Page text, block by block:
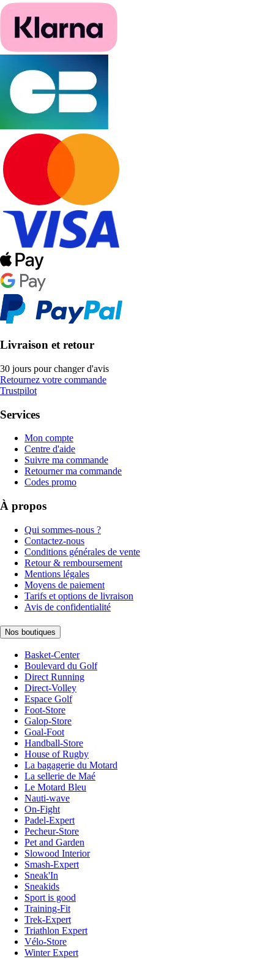
Livraison et retour
30 jours pour changer d'avis
Retournez votre commande
Trustpilot
Services
Mon compte
Centre d'aide
Suivre ma commande
Retourner ma commande
Codes promo
À propos
Qui sommes-nous ?
Contactez-nous
Conditions générales de vente
Retour & remboursement
Mentions légales
Moyens de paiement
Tarifs et options de livraison
Avis de confidentialité
Nos boutiques
Basket-Center
Boulevard du Golf
Direct Running
Direct-Volley
Espace Golf
Foot-Store
Galop-Store
Goal-Foot
Handball-Store
House of Rugby
La bagagerie du Motard
La sellerie de Maé
Le Motard Bleu
Nauti-wave
On-Fight
Padel-Expert
Pecheur-Store
Pet and Garden
Slowood Interior
Smash-Expert
Sneak'In
Sneakids
Sport is good
Training-Fit
Trek-Expert
Triathlon Expert
Vélo-Store
Winter Expert